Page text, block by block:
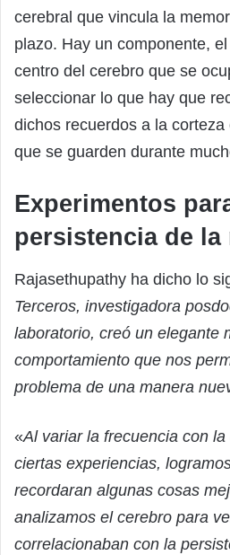
cerebral que vincula la
plazo. Hay un componente, el
centro del cerebro que se
seleccionar lo que hay que
dichos recuerdos a la
que se guarden durante
Experimentos
persistencia de la
Rajasethupathy ha dicho lo
Terceros, investigadora
laboratorio, creó un elegante
comportamiento que nos
problema de una manera
«Al variar la frecuencia con
ciertas experiencias,
recordaran algunas cosas
analizamos el cerebro para
correlacionaban con la